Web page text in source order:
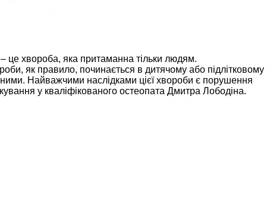
це хвороба, яка притаманна тільки людям.
як правило, починається в дитячому або підлітковому
Найважчими наслідками цієї хвороби є порушення
у кваліфікованого остеопата Дмитра Лободіна.